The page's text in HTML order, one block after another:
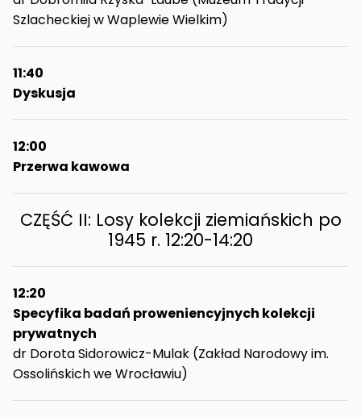
Szlacheckiej w Waplewie Wielkim)
11:40
Dyskusja
12:00
Przerwa kawowa
CZĘŚĆ II: Losy kolekcji ziemiańskich po
1945 r. 12:20-14:20
12:20
Specyfika badań proweniencyjnych kolekcji
prywatnych
dr Dorota Sidorowicz-Mulak (Zakład Narodowy im.
Ossolińskich we Wrocławiu)